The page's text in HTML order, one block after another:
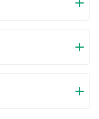
が一切ありませ
に、わざわざアカ
答える前に、どのア
お手伝いことはでき
ンセルする場合